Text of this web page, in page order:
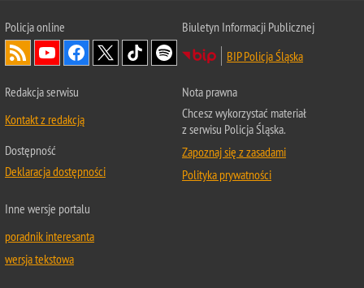
Policja online
Biuletyn Informacji Publicznej
BIP Policja Śląska
Redakcja serwisu
Kontakt z redakcją
Dostępność
Deklaracja dostępności
Nota prawna
Chcesz wykorzystać materiał
z serwisu Policja Śląska.
Zapoznaj się z zasadami
Polityka prywatności
Inne wersje portalu
poradnik interesanta
wersja tekstowa